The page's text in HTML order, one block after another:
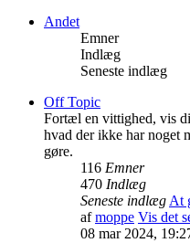
Andet
Emner
Indlæg
Seneste indlæg
Off Topic
Fortæl en vittighed, vis
hvad der ikke har noget
gøre.
116 Emner
470 Indlæg
Seneste indlægAt
afmoppe Vis det
08 mar 2024,